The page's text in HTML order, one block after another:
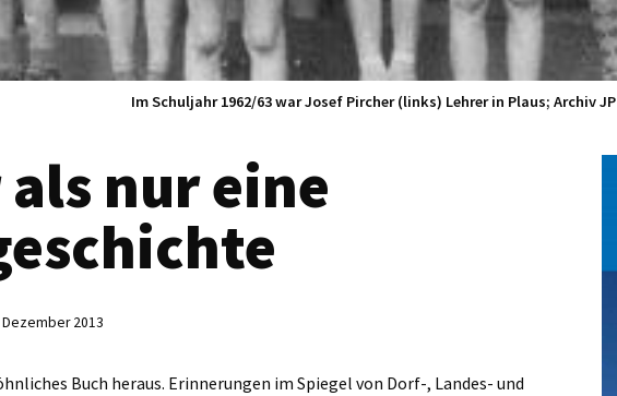
Im Schuljahr 1962/63 war Josef Pircher (links) Lehrer in Plaus; Archiv JP
nur eine
2013
Buch heraus. Erinnerungen im Spiegel von Dorf-, Landes- und